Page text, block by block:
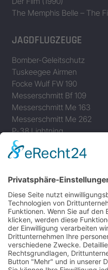
The Memphis Belle – The
JAGDFLUGZEUGE
Bomber-Geleitschutz
Tuskeegee Airmen
Focke Wulf FW 190
Messerschmitt Bf 109
Messerschmitt Me 163
Messerschmitt Me 262
P-38 Lightning
P-47 Thunderbolt
P-51 Mustang
INFO
Über diese B-17 Webseite
Kontakt
Impressum
Datenschutzerklärung
B-17 Fan Store
Links